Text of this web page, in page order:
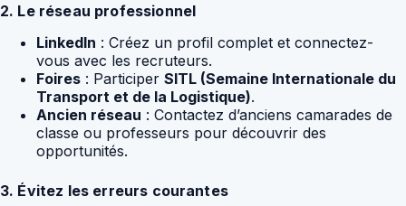
2. Le réseau professionnel
LinkedIn : Créez un profil complet et connectez-
vous avec les recruteurs.
Foires : Participer SITL (Semaine Internationale du
Transport et de la Logistique).
Ancien réseau : Contactez d’anciens camarades de
classe ou professeurs pour découvrir des
opportunités.
3. Évitez les erreurs courantes